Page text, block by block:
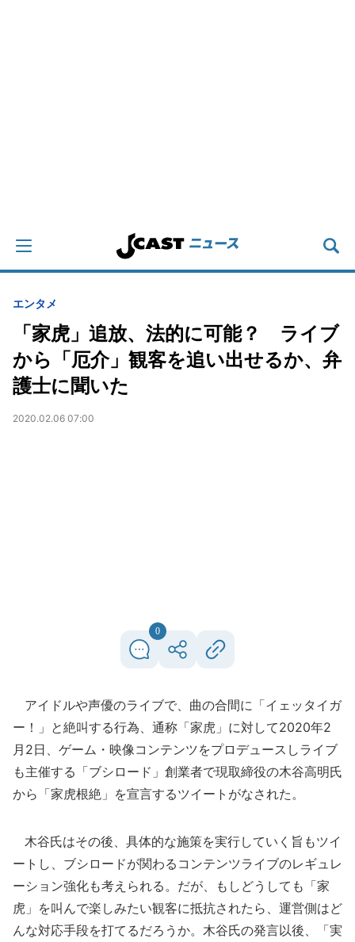
エンタメ
「家虎」追放、法的に可能？ ライブ
から「厄介」観客を追い出せるか、弁
護士に聞いた
2020.02.06 07:00
0
アイドルや声優のライブで、曲の合間に「イェッタイガ
ー！」と絶叫する行為、通称「家虎」に対して2020年2
月2日、ゲーム・映像コンテンツをプロデュースしライブ
も主催する「ブシロード」創業者で現取締役の木谷高明氏
から「家虎根絶」を宣言するツイートがなされた。
木谷氏はその後、具体的な施策を実行していく旨もツイ
ートし、ブシロードが関わるコンテンツライブのレギュレ
ーション強化も考えられる。だが、もしどうしても「家
虎」を叫んで楽しみたい観客に抵抗されたら、運営側はど
んな対応手段を打てるだろうか。木谷氏の発言以後、「実